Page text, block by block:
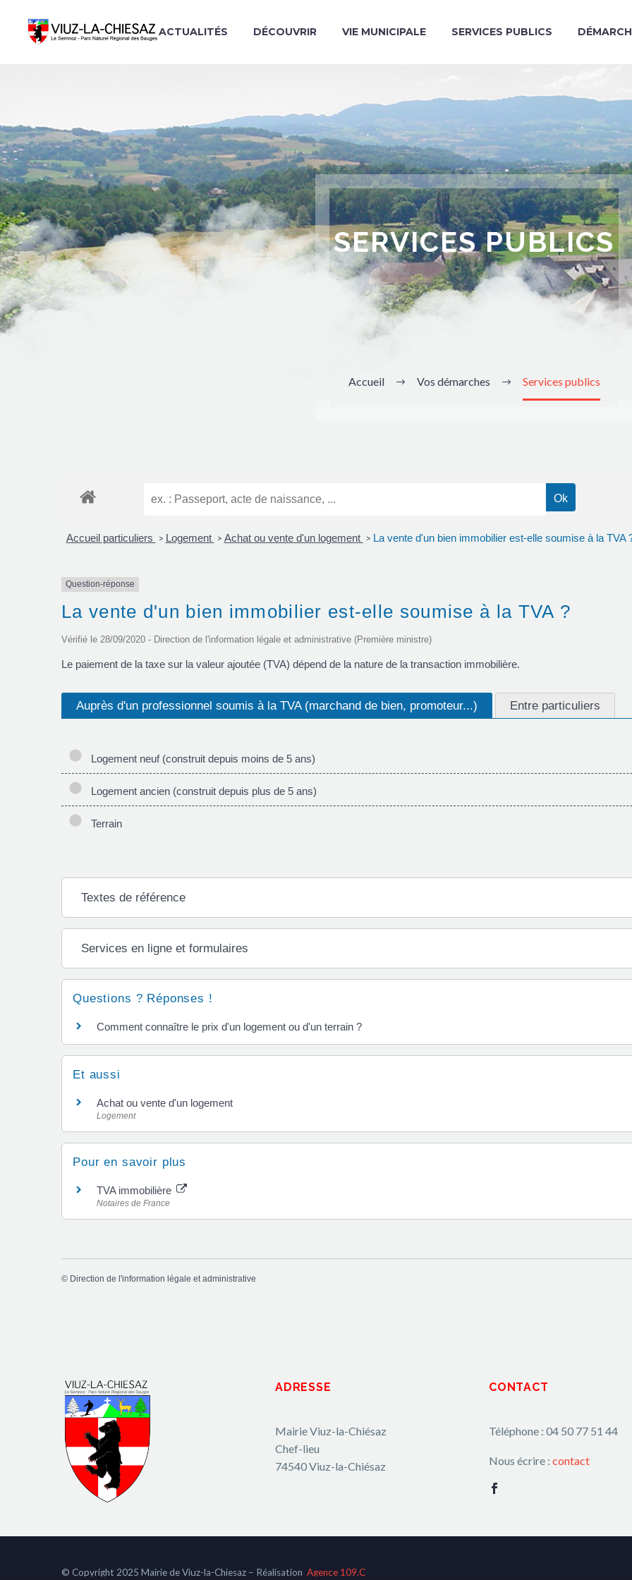
ACTUALITÉS DÉCOUVRIR VIE MUNICIPALE SERVICES PUBLICS
SERVICES PUBLICS
Accueil Vos démarches Services publics
Accueil particuliers > Logement > Achat ou vente d'un logement > La vente d'un bien immobilier est-elle soumise à la TVA
Question-réponse
La vente d'un bien immobilier est-elle soumise à la TVA ?
Vérifié le 28/09/2020 - Direction de l'information légale et administrative (Première ministre)
Le paiement de la taxe sur la valeur ajoutée (TVA) dépend de la nature de la transaction immobilière.
Auprès d'un professionnel soumis à la TVA (marchand de bien, promoteur...) Entre particuliers
Logement neuf (construit depuis moins de 5 ans)
Logement ancien (construit depuis plus de 5 ans)
Terrain
Textes de référence
Services en ligne et formulaires
Questions ? Réponses !
Comment connaître le prix d'un logement ou d'un terrain ?
Et aussi
Achat ou vente d'un logement
Logement
Pour en savoir plus
TVA immobilière
Notaires de France
© Direction de l'information légale et administrative
ADRESSE
Mairie Viuz-la-Chiésaz
Chef-lieu
74540 Viuz-la-Chiésaz
CONTACT
Téléphone : 04 50 77 51 44
Nous écrire : contact
© Copyright 2025 Mairie de Viuz-la-Chiesaz – Réalisation Agence 109.C